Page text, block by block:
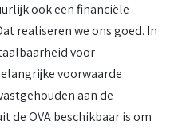
ook een financiële
realiseren we ons goed. In
voor
voorwaarde
aan de
de OVA beschikbaar is om